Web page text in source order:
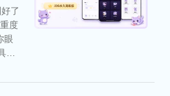
了
度
眼
冰